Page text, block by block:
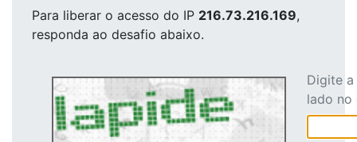
Para liberar o acesso do IP 216.73.216.169,
responda ao desafio abaixo.
Digite
lado no